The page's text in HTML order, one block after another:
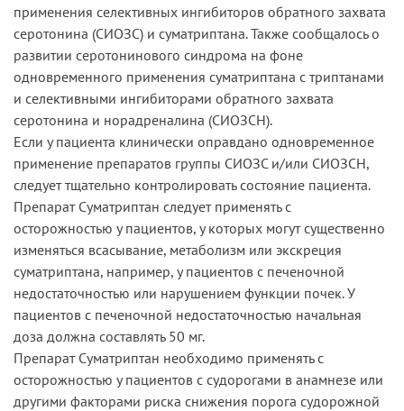
применения селективных ингибиторов обратного захвата
серотонина (СИОЗС) и суматриптана. Также сообщалось о
развитии серотонинового синдрома на фоне
одновременного применения суматриптана с триптанами
и селективными ингибиторами обратного захвата
серотонина и норадреналина (СИОЗСН).
Если у пациента клинически оправдано одновременное
применение препаратов группы СИОЗС и/или СИОЗСН,
следует тщательно контролировать состояние пациента.
Препарат Суматриптан следует применять с
осторожностью у пациентов, у которых могут существенно
изменяться всасывание, метаболизм или экскреция
суматриптана, например, у пациентов с печеночной
недостаточностью или нарушением функции почек. У
пациентов с печеночной недостаточностью начальная
доза должна составлять 50 мг.
Препарат Суматриптан необходимо применять с
осторожностью у пациентов с судорогами в анамнезе или
другими факторами риска снижения порога судорожной